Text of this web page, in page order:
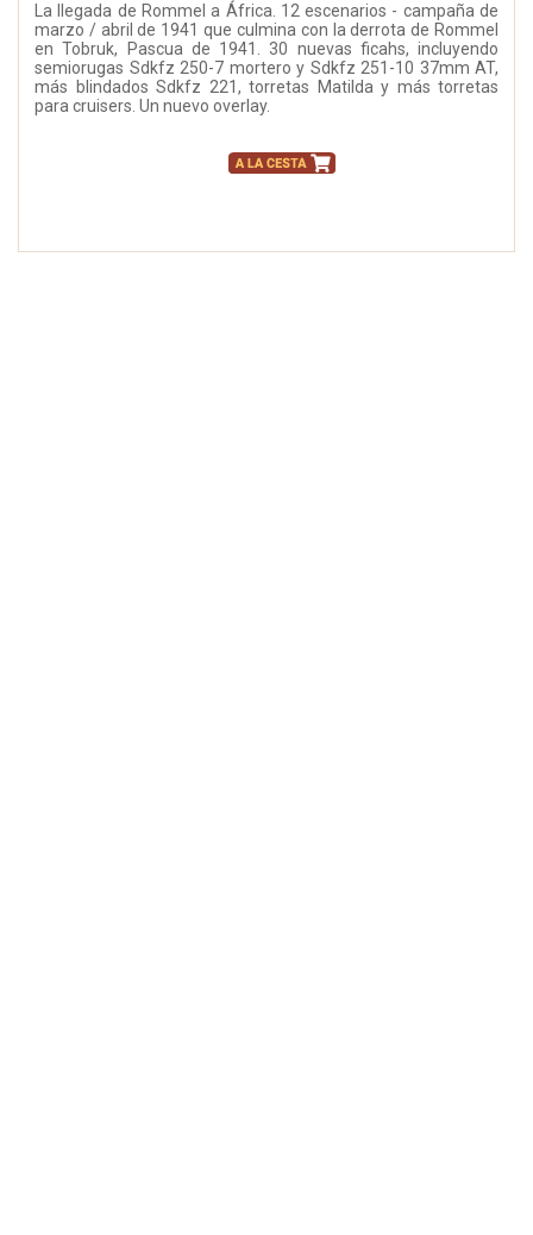
La llegada de Rommel a África. 12 escenarios - campaña de
marzo / abril de 1941 que culmina con la derrota de Rommel
en Tobruk, Pascua de 1941. 30 nuevas ficahs, incluyendo
semiorugas Sdkfz 250-7 mortero y Sdkfz 251-10 37mm AT,
más blindados Sdkfz 221, torretas Matilda y más torretas
para cruisers. Un nuevo overlay.